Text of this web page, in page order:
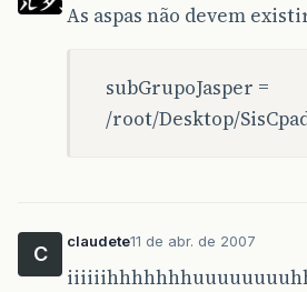
As aspas não devem
subGrupoJasper =
/root/Desktop/
C
claudete11 de abr. de 2007